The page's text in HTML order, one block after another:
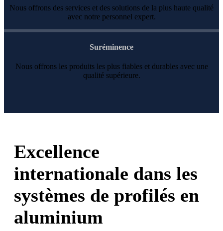
Nous offrons des services et des solutions de la plus haute qualité
avec notre personnel expert.
Suréminence
Nous offrons les produits les plus fiables et durables avec une
qualité supérieure.
Excellence
internationale dans les
systèmes de profilés en
aluminium